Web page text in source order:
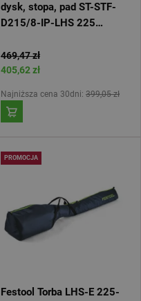
dysk, stopa, pad ST-STF-
D215/8-IP-LHS 225
469,47 zł
405,62 zł
Najniższa cena 30dni: 399,05 zł
PROMOCJA
Festool Torba LHS-E 225-